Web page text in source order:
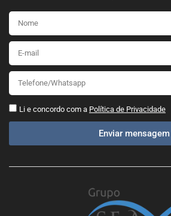
Li e concordo com a Política de Privacidade
Enviar mensagem